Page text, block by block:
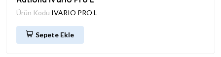
Ürün Kodu IVARIO PRO L
Sepete Ekle